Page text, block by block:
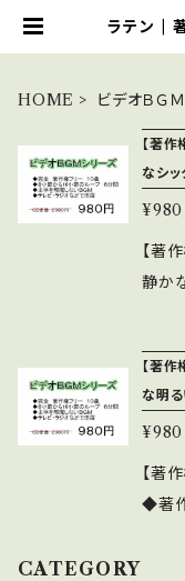
ラテン |
HOME
ビデオＢＧ
【著
なシ
¥980
【著
静かなシ
でき
テレ
32作あります。
んど
u.be/
【著
な明
¥980
【著
◆著
CATEGORY